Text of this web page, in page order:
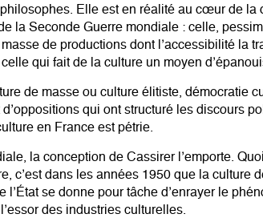
Elle est en réalité au cœur de la
la Seconde Guerre mondiale : celle,
de productions dont l’accessibilité la
qui fait de la culture un moyen
de masse ou culture élitiste, démocratie
qui ont structuré les discours
en France est pétrie.
la conception de Cassirer l’emporte.
c’est dans les années 1950 que la culture
l’État se donne pour tâche d’enrayer le
des industries culturelles.